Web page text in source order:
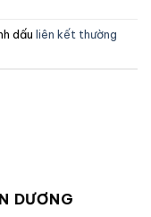
dấu liên kết thường
DƯƠNG